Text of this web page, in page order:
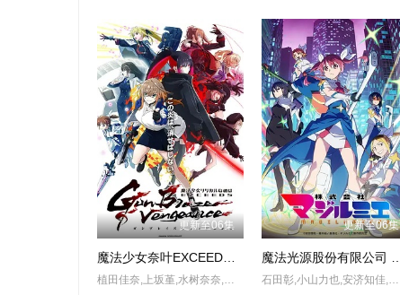
更新至06集 更新至06集